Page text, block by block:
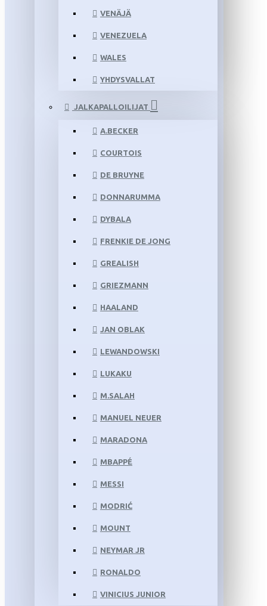
VENÄJÄ
VENEZUELA
WALES
YHDYSVALLAT
JALKAPALLOILIJAT
A.BECKER
COURTOIS
DE BRUYNE
DONNARUMMA
DYBALA
FRENKIE DE JONG
GREALISH
GRIEZMANN
HAALAND
JAN OBLAK
LEWANDOWSKI
LUKAKU
M.SALAH
MANUEL NEUER
MARADONA
MBAPPÉ
MESSI
MODRIĆ
MOUNT
NEYMAR JR
RONALDO
VINICIUS JUNIOR